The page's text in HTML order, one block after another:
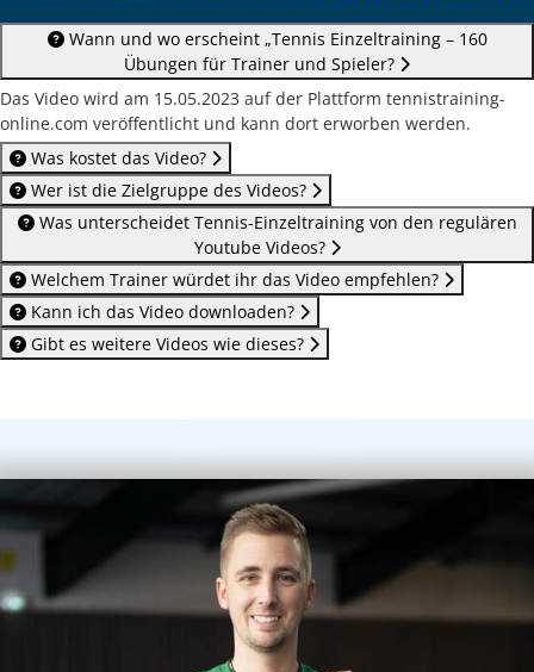
Wann und wo erscheint „Tennis Einzeltraining – 160
Übungen für Trainer und Spieler?
Das Video wird am 15.05.2023 auf der Plattform tennistraining-
online.com veröffentlicht und kann dort erworben werden.
Was kostet das Video?
Wer ist die Zielgruppe des Videos?
Was unterscheidet Tennis-Einzeltraining von den regulären
Youtube Videos?
Welchem Trainer würdet ihr das Video empfehlen?
Kann ich das Video downloaden?
Gibt es weitere Videos wie dieses?